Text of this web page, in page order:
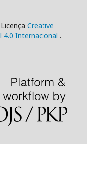
Creative
4.0 Internacional .